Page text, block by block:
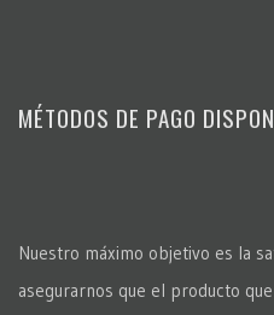
MÉTODOS DE PAGO
Nuestro máximo objetivo es la
asegurarnos que el producto